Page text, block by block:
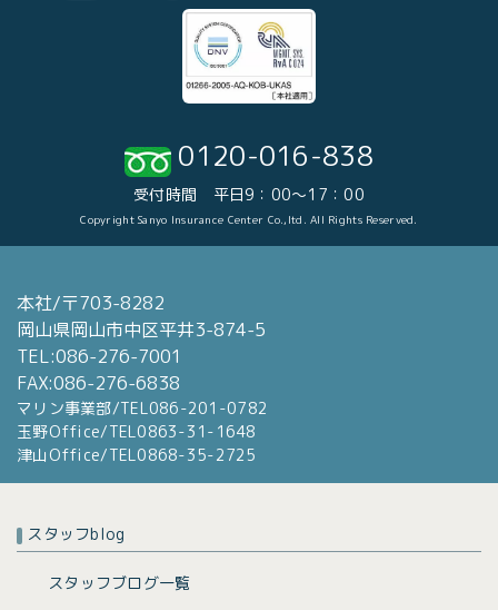
0120-016-838
受付時間 平日9：00～17：00
Copyright Sanyo Insurance Center Co.,ltd. All Rights Reserved.
本社/〒703-8282
岡山県岡山市中区平井3-874-5
TEL:086-276-7001
FAX:086-276-6838
マリン事業部/TEL086-201-0782
玉野Office/TEL0863-31-1648
津山Office/TEL0868-35-2725
スタッフblog
スタッフブログ一覧